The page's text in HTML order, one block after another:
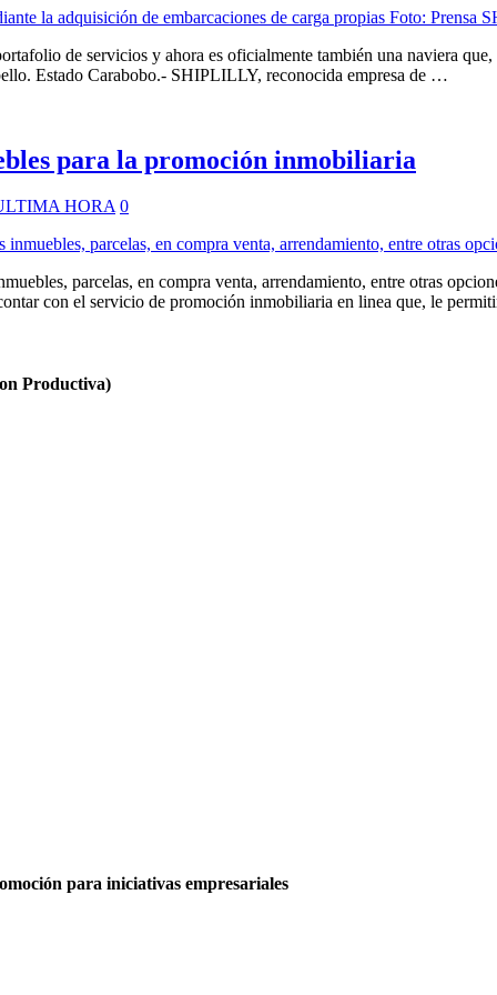
de servicios y ahora es oficialmente también una naviera
Estado Carabobo.- SHIPLILLY, reconocida empresa de …
para la promoción inmobiliaria
HORA 0
parcelas, en compra venta, arrendamiento, entre otras
con el servicio de promoción inmobiliaria en linea que, le
Productiva)
para iniciativas empresariales